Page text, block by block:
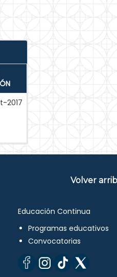
2017
Volver
Educación Continua
Programas educativos
Convocatorias